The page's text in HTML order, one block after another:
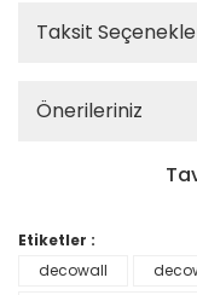
Taksit
Önerileriniz
Etiketler :
decowall